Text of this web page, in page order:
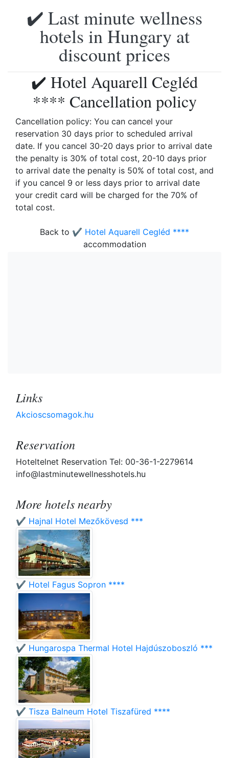
✔️ Last minute wellness
hotels in Hungary at
discount prices
✔️ Hotel Aquarell Cegléd
**** Cancellation policy
Cancellation policy: You can cancel your
reservation 30 days prior to scheduled arrival
date. If you cancel 30-20 days prior to arrival date
the penalty is 30% of total cost, 20-10 days prior
to arrival date the penalty is 50% of total cost, and
if you cancel 9 or less days prior to arrival date
your credit card will be charged for the 70% of
total cost.
Back to ✔️ Hotel Aquarell Cegléd ****
accommodation
Links
Akcioscsomagok.hu
Reservation
Hoteltelnet Reservation Tel: 00-36-1-2279614
info@lastminutewellnesshotels.hu
More hotels nearby
✔️ Hajnal Hotel Mezőkövesd ***
✔️ Hotel Fagus Sopron ****
✔️ Hungarospa Thermal Hotel Hajdúszoboszló ***
✔️ Tisza Balneum Hotel Tiszafüred ****